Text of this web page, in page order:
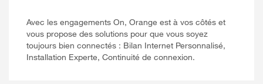
Avec les engagements On, Orange est à vos côtés et
vous propose des solutions pour que vous soyez
toujours bien connectés : Bilan Internet Personnalisé,
Installation Experte, Continuité de connexion.